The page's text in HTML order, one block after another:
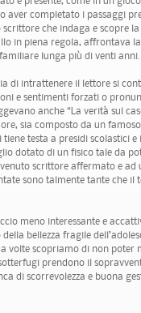
aver completato i passaggi
che indaga e scopre
in piena regola, affrontava
lunga più di venti anni.
di intrattenere il lettore si
e sentimenti forzati o
anche “La verità sul
sia composto da un
testa a presidi scolastici
dotato di un fisico tale da
scrittore affermato e ad
sono talmente tante che il
meno interessante e
bellezza fragile
volte scopriamo di non poter
prendono il
di scorrevolezza e buona